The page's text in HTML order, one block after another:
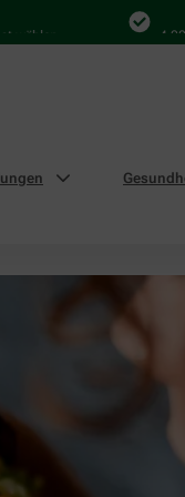
4.000 Mal